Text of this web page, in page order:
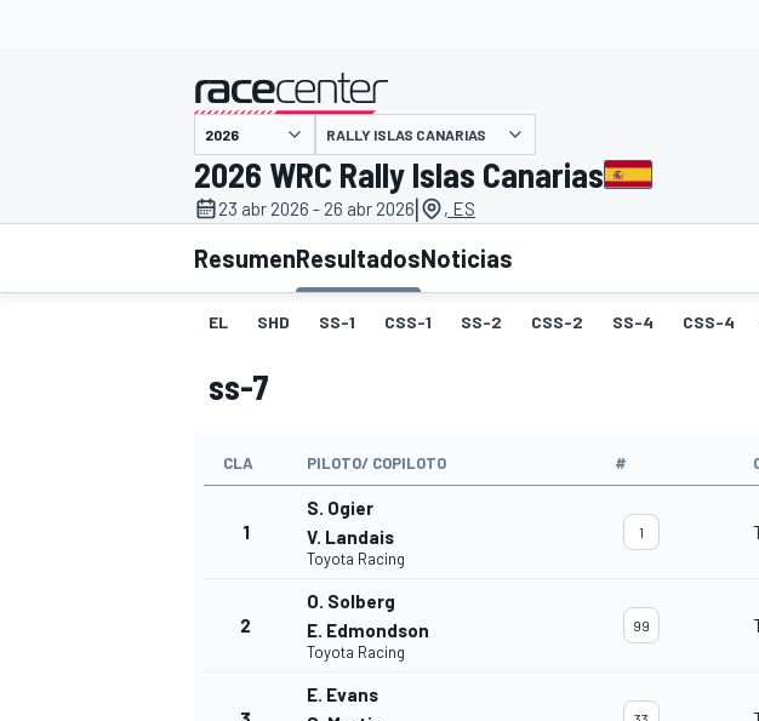
INDYCAR WRC
presentado por
RALLY ISLAS CANARIAS
2026 WRC Rally Islas Canarias
23 abr 2026 - 26 abr 2026| , ES
ResumenResultadosNoticias
EL SHD SS-1 CSS-1 SS-2 CSS-2 SS-4 CSS-4
ss-7
CLA PILOTO/ COPILOTO #
1
S. Ogier
V. Landais
Toyota Racing
1
2
O. Solberg
E. Edmondson
Toyota Racing
99
E. Evans